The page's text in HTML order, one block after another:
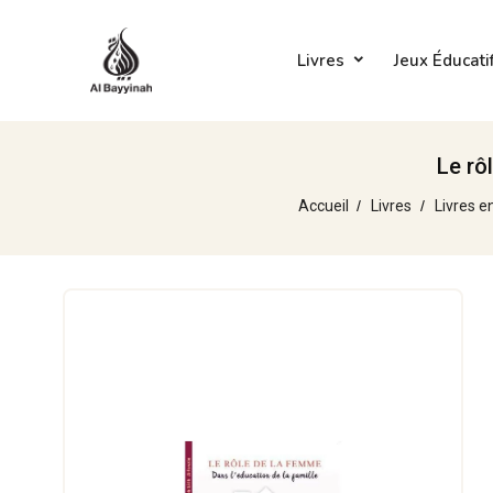
Livres Jeux
Le
Accueil Livres Livres